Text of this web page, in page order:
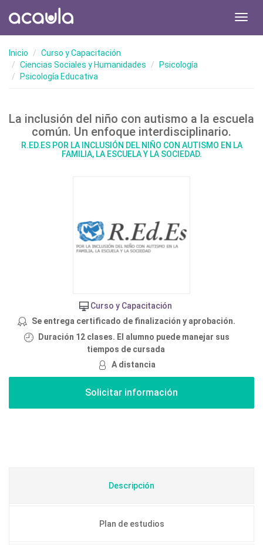
Inicio
Curso y Capacitación
Ciencias Sociales y Humanidades
Psicología
Psicología Educativa
La inclusión del niño con autismo a la escuela
común. Un enfoque interdisciplinario.
R.ED.ES POR LA INCLUSIÓN DEL NIÑO CON AUTISMO EN LA
FAMILIA, LA ESCUELA Y LA SOCIEDAD.
Curso y Capacitación
Se entrega certificado de finalización y aprobación.
Duración 12 clases. El alumno puede manejar sus
tiempos de cursada
A distancia
Descripción
Plan de estudios